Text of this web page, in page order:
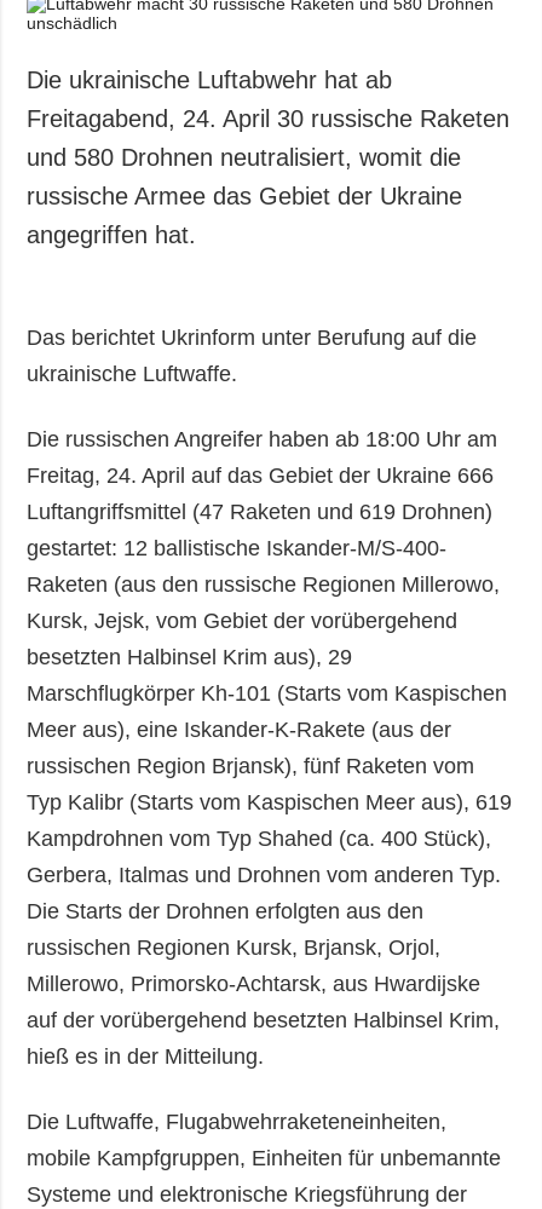
Die ukrainische Luftabwehr hat ab
Freitagabend, 24. April 30 russische Raketen
und 580 Drohnen neutralisiert, womit die
russische Armee das Gebiet der Ukraine
angegriffen hat.
Das berichtet Ukrinform unter Berufung auf die
ukrainische Luftwaffe.
Die russischen Angreifer haben ab 18:00 Uhr am
Freitag, 24. April auf das Gebiet der Ukraine 666
Luftangriffsmittel (47 Raketen und 619 Drohnen)
gestartet: 12 ballistische Iskander-M/S-400-
Raketen (aus den russische Regionen Millerowo,
Kursk, Jejsk, vom Gebiet der vorübergehend
besetzten Halbinsel Krim aus), 29
Marschflugkörper Kh-101 (Starts vom Kaspischen
Meer aus), eine Iskander-K-Rakete (aus der
russischen Region Brjansk), fünf Raketen vom
Typ Kalibr (Starts vom Kaspischen Meer aus), 619
Kampdrohnen vom Typ Shahed (ca. 400 Stück),
Gerbera, Italmas und Drohnen vom anderen Typ.
Die Starts der Drohnen erfolgten aus den
russischen Regionen Kursk, Brjansk, Orjol,
Millerowo, Primorsko-Achtarsk, aus Hwardijske
auf der vorübergehend besetzten Halbinsel Krim,
hieß es in der Mitteilung.
Die Luftwaffe, Flugabwehrraketeneinheiten,
mobile Kampfgruppen, Einheiten für unbemannte
Systeme und elektronische Kriegsführung der